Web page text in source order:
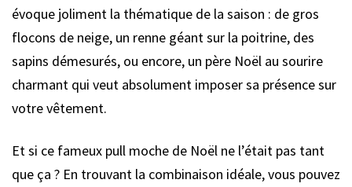
évoque joliment la thématique de la saison : de gros
flocons de neige, un renne géant sur la poitrine, des
sapins démesurés, ou encore, un père Noël au sourire
charmant qui veut absolument imposer sa présence sur
votre vêtement.
Et si ce fameux pull moche de Noël ne l’était pas tant
que ça ? En trouvant la combinaison idéale, vous pouvez